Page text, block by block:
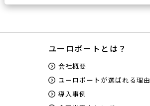
ユーロポートとは？
会社概要
ユーロポートが選ばれる理由
導入事例